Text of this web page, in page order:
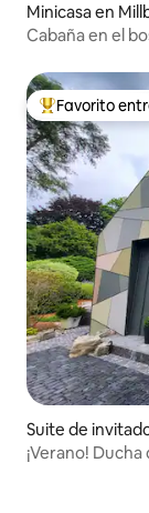
Minicasa en
Cabaña en el
Favorito entre
Favorito
Suite de
¡Verano!